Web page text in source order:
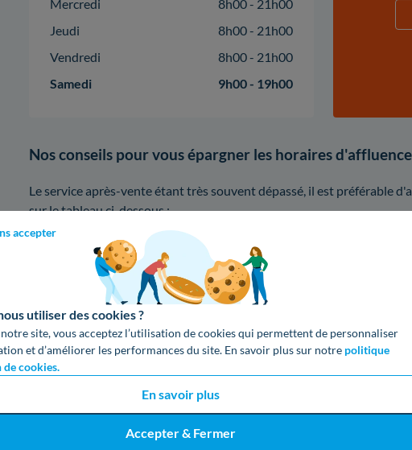
accepter
utiliser des cookies ?
site, vous acceptez l’utilisation de cookies qui permettent de personnaliser
et d’améliorer les performances du site. En savoir plus sur notre politique
cookies.
En savoir plus
Accepter & Fermer
Mercredi
8h00 - 21h00
Jeudi
8h00 - 21h00
Vendredi
8h00 - 21h00
Samedi
9h00 - 19h00
Nos conseils pour vous épargner les horaires
Le service après-vente étant très souvent dépassé, il est préférable
sur le tableau ci-dessous :
8h 10h
Mardi
Mercredi
Jeudi